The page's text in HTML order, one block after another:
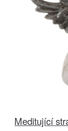
Meditující